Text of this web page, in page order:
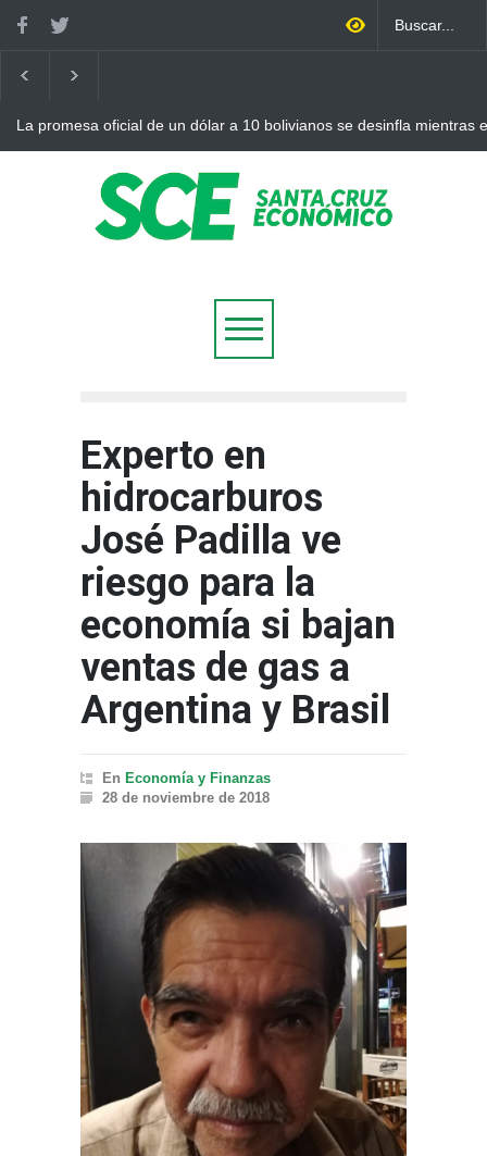
La promesa oficial de un dólar a 10 bolivianos se desinfla mientras
Experto en
hidrocarburos
José Padilla ve
riesgo para la
economía si bajan
ventas de gas a
Argentina y Brasil
En Economía y Finanzas
28 de noviembre de 2018